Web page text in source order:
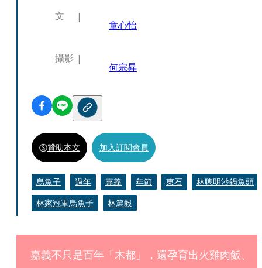
文
童心怡
攝影
何宗昇
贊助本文 加入訂閱會員
烏魚子 過年 嘉義 年節 東石
林聰明沙鍋魚頭
林家冠軍烏魚子
林篤毅
嘉義不只是百年「木都」，還孕育出火雞肉飯、